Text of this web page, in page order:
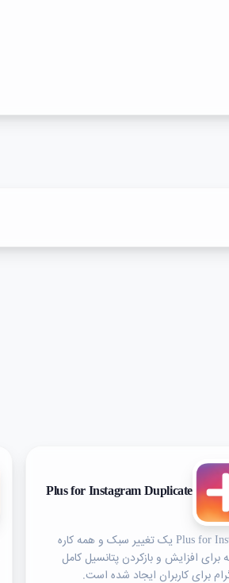
Plus for Instagram Duplicate
Plus for Instagram یک تغییر سبک و همه کاره
افزایش و بازکردن پتانسیل کامل
برای کاربران ایجاد شده است.